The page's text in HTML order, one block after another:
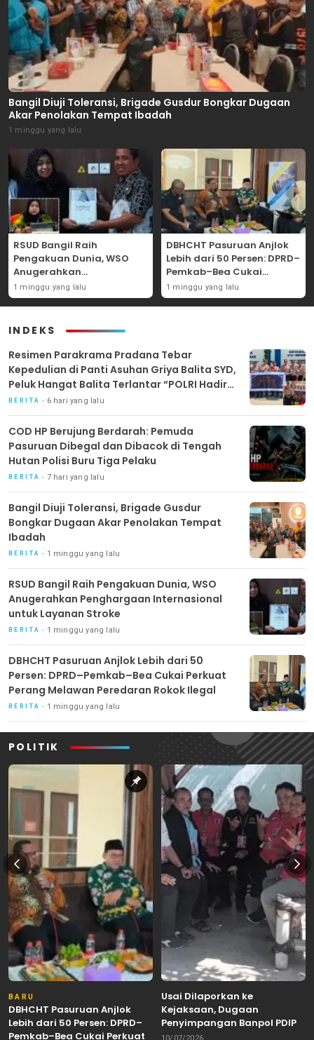
Bangil Diuji Toleransi, Brigade Gusdur Bongkar Dugaan
Akar Penolakan Tempat Ibadah
1 minggu yang lalu
RSUD Bangil Raih
Pengakuan Dunia, WSO
Anugerahkan
Penghargaan
Internasional untuk
1 minggu yang lalu
DBHCHT Pasuruan Anjlok
Lebih dari 50 Persen: DPRD–
Pemkab–Bea Cukai
Perkuat Perang Melawan
Peredaran Rokok Ilegal
1 minggu yang lalu
INDEKS
Resimen Parakrama Pradana Tebar
Kepedulian di Panti Asuhan Griya Balita SYD,
Peluk Hangat Balita Terlantar “POLRI Hadir
Dengan Hati”
BERITA 6 hari yang lalu
COD HP Berujung Berdarah: Pemuda
Pasuruan Dibegal dan Dibacok di Tengah
Hutan Polisi Buru Tiga Pelaku
BERITA 7 hari yang lalu
Bangil Diuji Toleransi, Brigade Gusdur
Bongkar Dugaan Akar Penolakan Tempat
Ibadah
BERITA 1 minggu yang lalu
RSUD Bangil Raih Pengakuan Dunia, WSO
Anugerahkan Penghargaan Internasional
untuk Layanan Stroke
BERITA 1 minggu yang lalu
DBHCHT Pasuruan Anjlok Lebih dari 50
Persen: DPRD–Pemkab–Bea Cukai Perkuat
Perang Melawan Peredaran Rokok Ilegal
BERITA 1 minggu yang lalu
POLITIK
BARU
DBHCHT Pasuruan Anjlok
Lebih dari 50 Persen: DPRD–
Pemkab–Bea Cukai Perkuat
Usai Dilaporkan ke
Kejaksaan, Dugaan
Penyimpangan Banpol PDIP
Pasuruan Dinyatakan